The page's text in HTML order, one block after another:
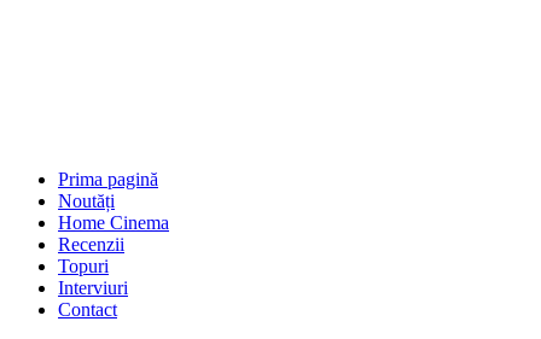
Prima pagină
Noutăți
Home Cinema
Recenzii
Topuri
Interviuri
Contact